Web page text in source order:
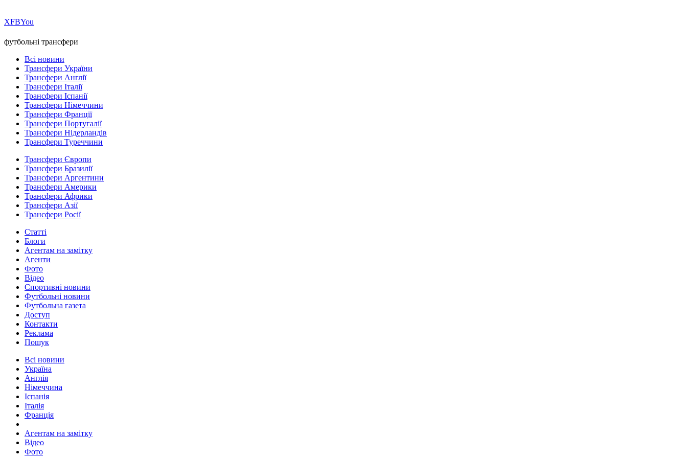
ХFBYou
футбольні трансфери
Всі новини
Трансфери України
Трансфери Англії
Трансфери Італії
Трансфери Іспанії
Трансфери Німеччини
Трансфери Франції
Трансфери Португалії
Трансфери Нідерландів
Трансфери Туреччини
Трансфери Європи
Трансфери Бразилії
Трансфери Аргентини
Трансфери Америки
Трансфери Африки
Трансфери Азії
Трансфери Росії
Статті
Блоги
Агентам на замітку
Агенти
Фото
Відео
Спортивні новини
Футбольні новини
Футбольна газета
Доступ
Контакти
Реклама
Пошук
Всі новини
Україна
Англія
Німеччина
Іспанія
Італія
Франція
Агентам на замітку
Відео
Фото